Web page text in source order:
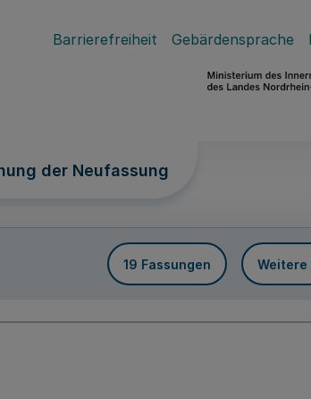
Barrierefreiheit Gebärdensprache
der Neufassung
19 Fassungen Weitere